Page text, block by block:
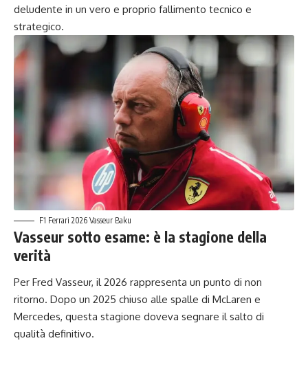
deludente in un vero e proprio fallimento tecnico e
strategico.
F1 Ferrari 2026 Vasseur Baku
Vasseur sotto esame: è la stagione della
verità
Per Fred Vasseur, il 2026 rappresenta un punto di non
ritorno. Dopo un 2025 chiuso alle spalle di McLaren e
Mercedes, questa stagione doveva segnare il salto di
qualità definitivo.